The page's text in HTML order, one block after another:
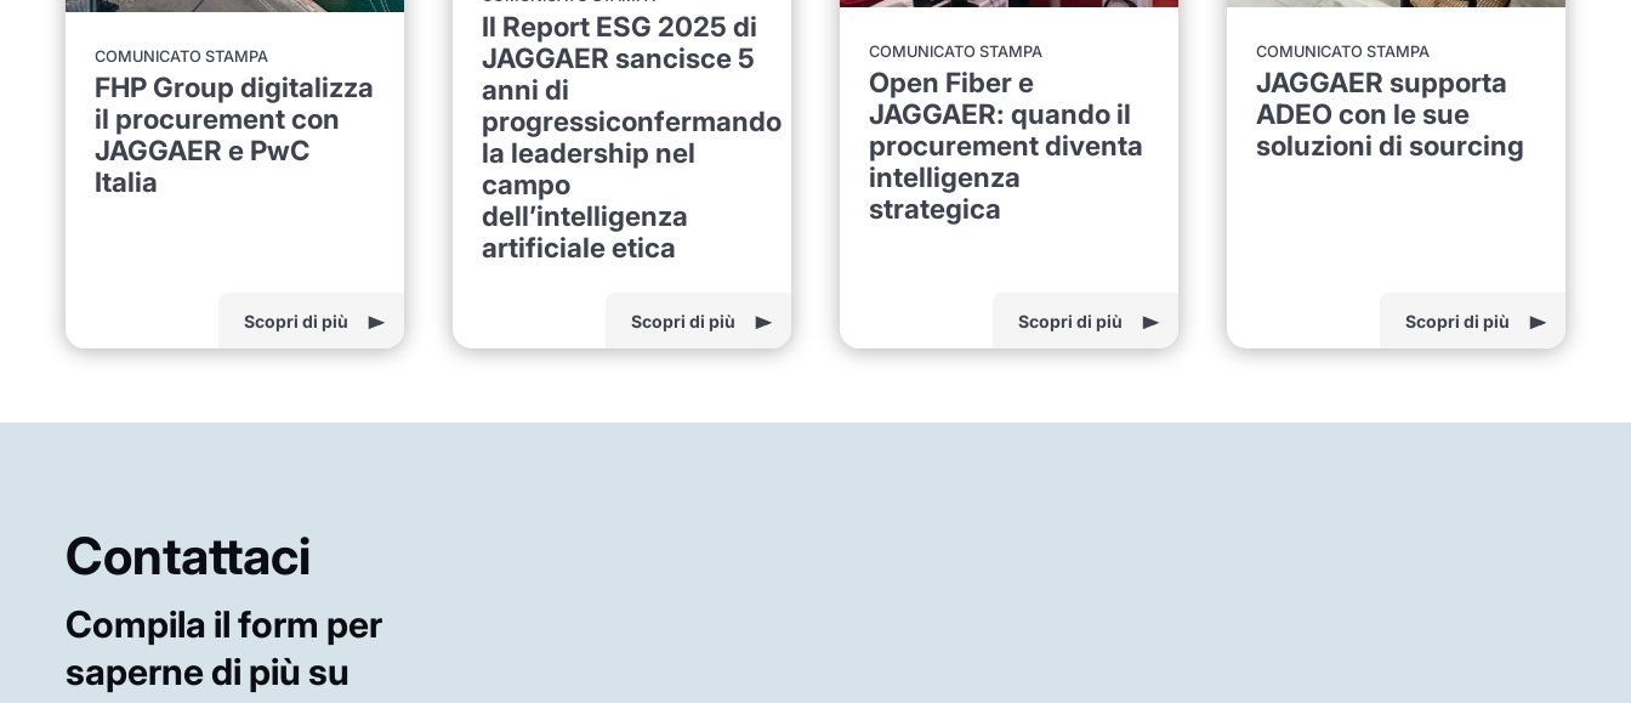
COMUNICATO STAMPA
FHP Group digitalizza
il procurement con
JAGGAER e PwC
Italia
Scopri di più
Il Report ESG 2025 di
JAGGAER sancisce 5
anni di
progressiconfermando
la leadership nel
campo
dell’intelligenza
artificiale etica
Scopri di più
COMUNICATO STAMPA
Open Fiber e
JAGGAER: quando il
procurement diventa
intelligenza
strategica
Scopri di più
COMUNICATO STAMPA
JAGGAER supporta
ADEO con le sue
soluzioni di sourcing
Scopri di più
Contattaci
Compila il form per
saperne di più su